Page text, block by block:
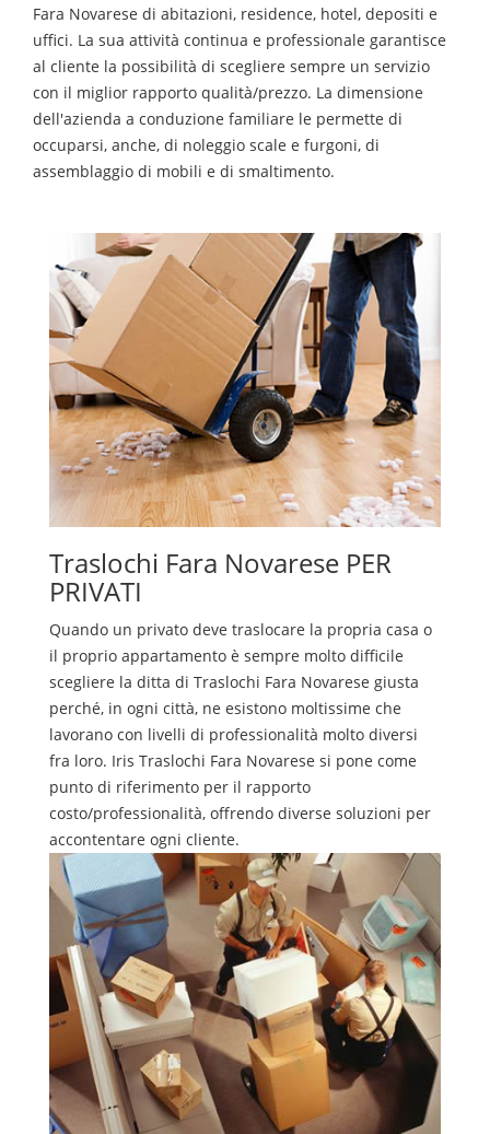
Fara Novarese di abitazioni, residence, hotel, depositi e
uffici. La sua attività continua e professionale garantisce
al cliente la possibilità di scegliere sempre un servizio
con il miglior rapporto qualità/prezzo. La dimensione
dell'azienda a conduzione familiare le permette di
occuparsi, anche, di noleggio scale e furgoni, di
assemblaggio di mobili e di smaltimento.
Traslochi Fara Novarese PER
PRIVATI
Quando un privato deve traslocare la propria casa o
il proprio appartamento è sempre molto difficile
scegliere la ditta di Traslochi Fara Novarese giusta
perché, in ogni città, ne esistono moltissime che
lavorano con livelli di professionalità molto diversi
fra loro. Iris Traslochi Fara Novarese si pone come
punto di riferimento per il rapporto
costo/professionalità, offrendo diverse soluzioni per
accontentare ogni cliente.